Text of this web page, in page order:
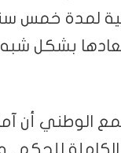
لمدة خمس
بشكل شبه
الوطني أن